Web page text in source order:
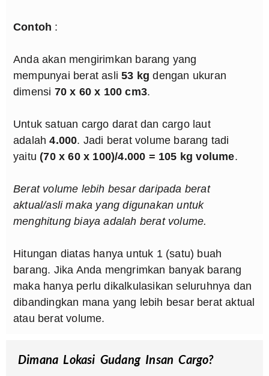
Contoh :
Anda akan mengirimkan barang yang
mempunyai berat asli53 kg dengan ukuran
dimensi 70 x 60 x 100 cm3.
Untuk satuan cargo darat dan cargo laut
adalah4.000. Jadi berat volume barang tadi
yaitu (70 x 60 x 100)/4.000 = 105 kg volume.
Berat volume lebih besar daripada berat
aktual/asli maka yang digunakan untuk
menghitung biaya adalah berat volume.
Hitungan diatas hanya untuk 1 (satu) buah
barang. Jika Anda mengrimkan banyak barang
maka hanya perlu dikalkulasikan seluruhnya dan
dibandingkan mana yang lebih besar berat aktual
atau berat volume.
Dimana Lokasi Gudang Insan Cargo?